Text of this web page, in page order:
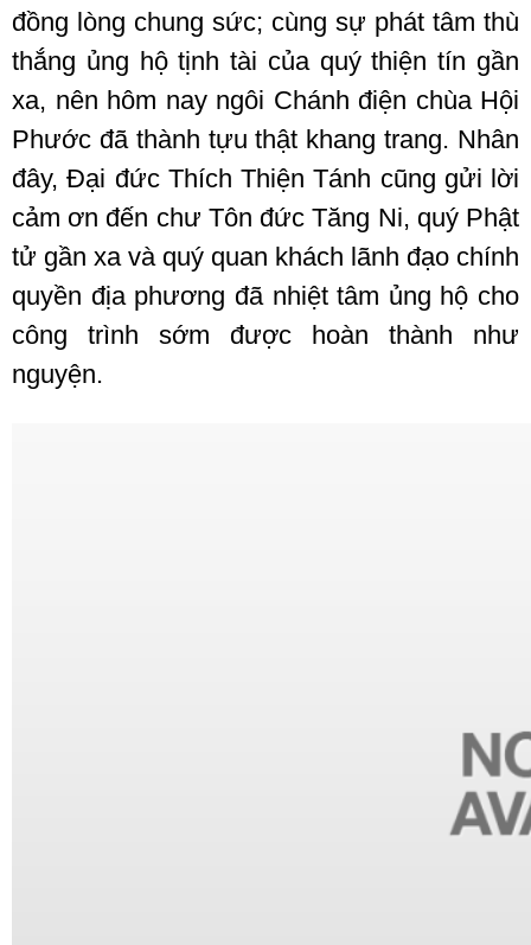
đồng lòng chung sức; cùng sự phát tâm thù
thắng ủng hộ tịnh tài của quý thiện tín gần
xa, nên hôm nay ngôi Chánh điện chùa Hội
Phước đã thành tựu thật khang trang. Nhân
đây, Đại đức Thích Thiện Tánh cũng gửi lời
cảm ơn đến chư Tôn đức Tăng Ni, quý Phật
tử gần xa và quý quan khách lãnh đạo chính
quyền địa phương đã nhiệt tâm ủng hộ cho
công trình sớm được hoàn thành như
nguyện.